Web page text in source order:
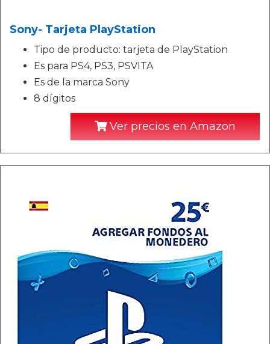
Sony- Tarjeta PlayStation
Tipo de producto: tarjeta de PlayStation
Es para PS4, PS3, PSVITA
Es de la marca Sony
8 dígitos
Ver precios en Amazon